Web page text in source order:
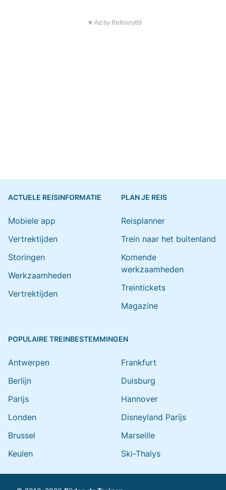
▼ Ad by Refinery89
ACTUELE REISINFORMATIE
Mobiele app
Vertrektijden
Storingen
Werkzaamheden
Vertrektijden
PLAN JE REIS
Reisplanner
Trein naar het buitenland
Komende
werkzaamheden
Treintickets
Magazine
POPULAIRE TREINBESTEMMINGEN
Antwerpen
Berlijn
Parijs
Londen
Brussel
Keulen
Frankfurt
Duisburg
Hannover
Disneyland Parijs
Marseille
Ski-Thalys